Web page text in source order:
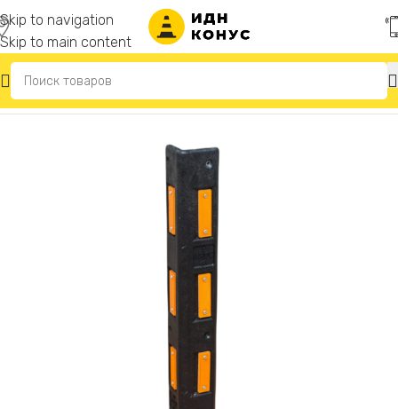
Skip to navigation
Skip to main content
Главная Демпферы угловые